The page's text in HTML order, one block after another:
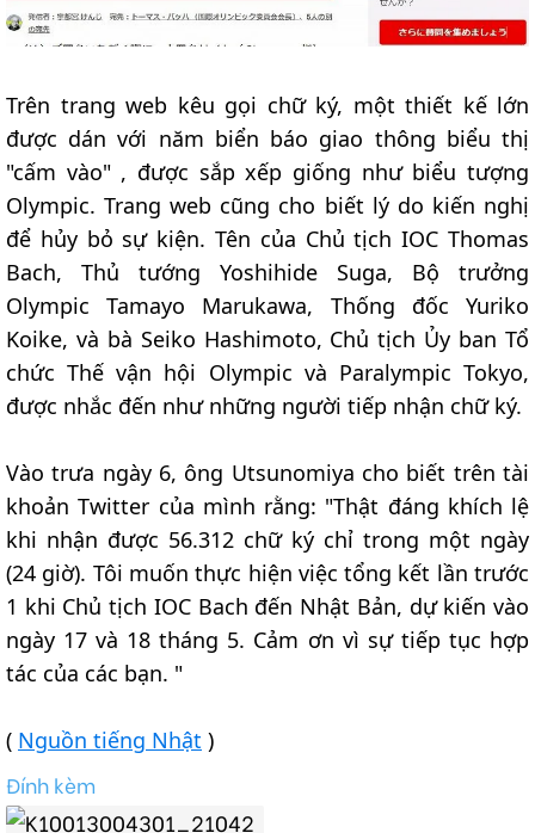
Trên trang web kêu gọi chữ ký, một thiết kế lớn
được dán với năm biển báo giao thông biểu thị
"cấm vào" , được sắp xếp giống như biểu tượng
Olympic. Trang web cũng cho biết lý do kiến nghị
để hủy bỏ sự kiện. Tên của Chủ tịch IOC Thomas
Bach, Thủ tướng Yoshihide Suga, Bộ trưởng
Olympic Tamayo Marukawa, Thống đốc Yuriko
Koike, và bà Seiko Hashimoto, Chủ tịch Ủy ban Tổ
chức Thế vận hội Olympic và Paralympic Tokyo,
được nhắc đến như những người tiếp nhận chữ ký.
Vào trưa ngày 6, ông Utsunomiya cho biết trên tài
khoản Twitter của mình rằng: "Thật đáng khích lệ
khi nhận được 56.312 chữ ký chỉ trong một ngày
(24 giờ). Tôi muốn thực hiện việc tổng kết lần trước
1 khi Chủ tịch IOC Bach đến Nhật Bản, dự kiến vào
ngày 17 và 18 tháng 5. Cảm ơn vì sự tiếp tục hợp
tác của các bạn. "
( Nguồn tiếng Nhật )
Đính kèm